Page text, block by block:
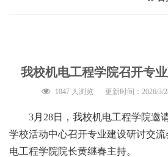
我校机电工程学院召开专
1047 人浏览 更新时间：2026/3/
3月28日，我校机电工程学院邀
学校活动中心召开专业建设研讨交
电工程学院院长黄继春主持。